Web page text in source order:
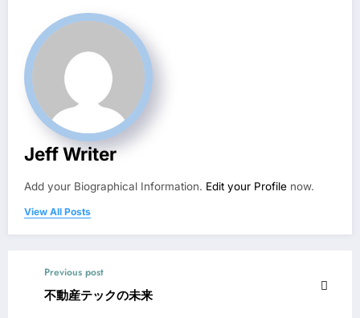
Jeff Writer
Add your Biographical Information. Edit your Profile now.
View All Posts
Previous post
不動産テックの未来